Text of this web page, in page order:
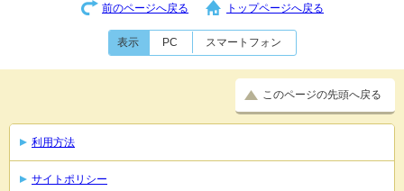
前のページへ戻る トップページへ戻る
表示 PC スマートフォン
このページの先頭へ戻る
利用方法
サイトポリシー